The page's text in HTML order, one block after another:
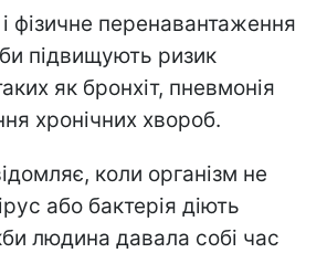
фізичне перенавантаження
підвищують ризик
як бронхіт, пневмонія
хронічних хвороб.
коли організм не
або бактерія діють
людина давала собі час